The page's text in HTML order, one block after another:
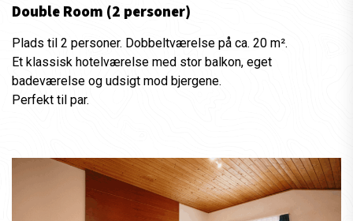
Double Room (2 personer)
Plads til 2 personer. Dobbeltværelse på ca. 20 m².
Et klassisk hotelværelse med stor balkon, eget
badeværelse og udsigt mod bjergene.
Perfekt til par.